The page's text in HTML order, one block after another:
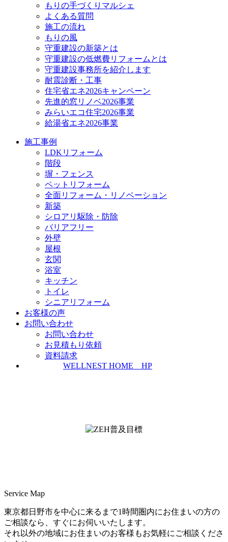
もりの手づくりマルシェ
よくある質問
施工の流れ
もりの風
守重建設の新築とは
守重建設の低燃費リフォームとは
守重建設事務所を紹介します
耐震診断・工事
住宅省エネ2026キャンペーン
先進的窓リノベ2026事業
みらいエコ住宅2026事業
給湯省エネ2026事業
施工事例
LDKリフォーム
階段
塀・フェンス
ペットリフォーム
全面リフォーム・リノベーション
新築
シロアリ駆除・防除
バリアフリー
外壁
屋根
玄関
浴室
キッチン
トイレ
シニアリフォーム
お客様の声
お問い合わせ
お問い合わせ
お見積もり依頼
資料請求
WELLNEST HOME HP
Service Map
東京都日野市を中心に来るまで1時間圏内にお住まいの方の
ご相談なら、すぐにお伺いいたします。
それ以外の地域にお住まいのお客様もお気軽にご相談くださ